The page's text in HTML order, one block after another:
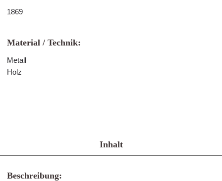
1869
Material / Technik:
Metall
Holz
Inhalt
Beschreibung: